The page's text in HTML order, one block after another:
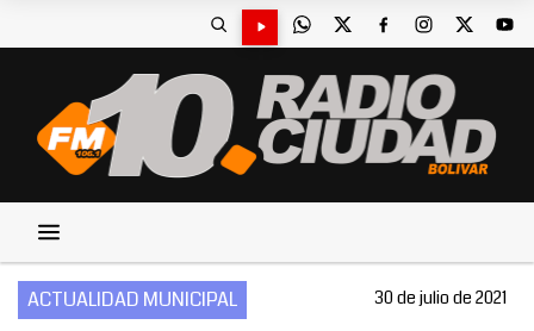
ACTUALIDAD MUNICIPAL 30 de julio de 2021